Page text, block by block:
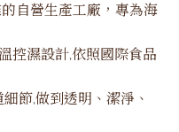
自營生產工廠，專為海
控濕設計,依照國際食品
節,做到透明、潔淨、